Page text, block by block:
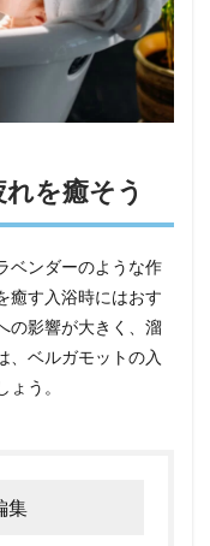
を癒そう
ベンダーのような作
癒す入浴時にはおす
の影響が大きく、溜
、ベルガモットの入
う。
集